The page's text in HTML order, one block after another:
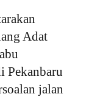
Adat
Pekanbaru
jalan